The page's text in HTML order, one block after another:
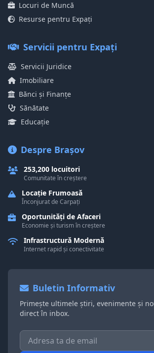
Locuri de Muncă
Resurse pentru Expați
Servicii pentru Expați
Servicii Juridice
Imobiliare
Bănci și Finanțe
Sănătate
Educație
Despre Brașov
253,200 locuitori
Comunitate în creștere
Locație Frumoasă
Înconjurat de Carpați
Oportunități de Afaceri
Economie și turism în creștere
Infrastructură Modernă
Internet rapid și conectivitate
Buletin Informativ
Primește ultimele știri, evenimente și
direct în inbox.